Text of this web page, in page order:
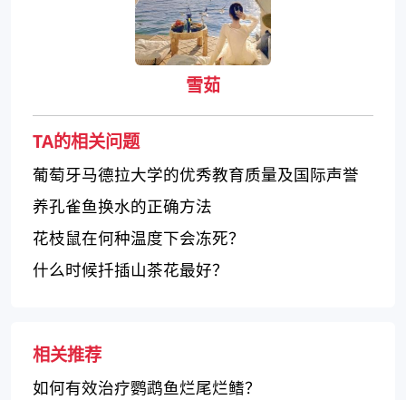
雪茹
TA的相关问题
葡萄牙马德拉大学的优秀教育质量及国际声誉
养孔雀鱼换水的正确方法
花枝鼠在何种温度下会冻死？
什么时候扦插山茶花最好？
相关推荐
如何有效治疗鹦鹉鱼烂尾烂鳍？